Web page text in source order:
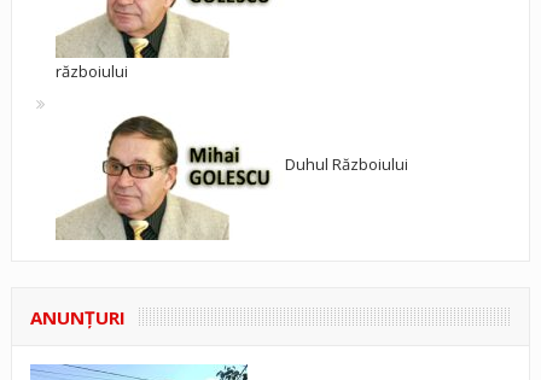
războiului
Duhul Războiului
ANUNŢURI